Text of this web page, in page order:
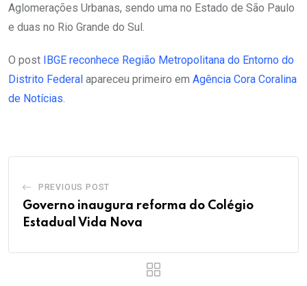
Aglomerações Urbanas, sendo uma no Estado de São Paulo
e duas no Rio Grande do Sul.
O post IBGE reconhece Região Metropolitana do Entorno do
Distrito Federal apareceu primeiro em Agência Cora Coralina
de Notícias.
PREVIOUS POST
Governo inaugura reforma do Colégio
Estadual Vida Nova